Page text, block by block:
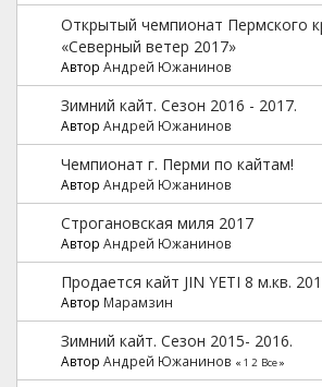
Открытый чемпионат Пермского
«Северный ветер 2017»
Автор Андрей Южанинов
Зимний кайт. Сезон 2016 - 2017.
Автор Андрей Южанинов
Чемпионат г. Перми по кайтам!
Автор Андрей Южанинов
Строгановская миля 2017
Автор Андрей Южанинов
Продается кайт JIN YETI 8 м.кв.
Автор Марамзин
Зимний кайт. Сезон 2015- 2016.
Автор Андрей Южанинов « 1 2 Все»